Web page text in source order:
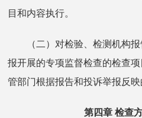
目和内容执行。
（二）对检验、检测机构报
报开展的专项监督检查的检查
管部门根据报告和投诉举报反映
第四章 检查